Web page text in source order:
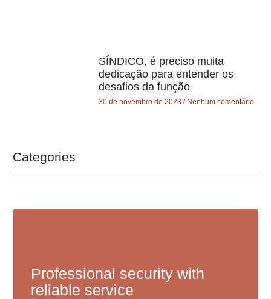
SÍNDICO, é preciso muita
dedicação para entender os
desafios da função
30 de novembro de 2023 Nenhum comentário
Categories
Professional security with
reliable service